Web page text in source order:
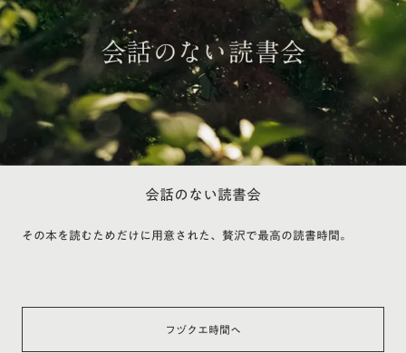
会話のない読書会
その本を読むためだけに用意された、贅沢で最高の読書時間。
フヅクエ時間へ